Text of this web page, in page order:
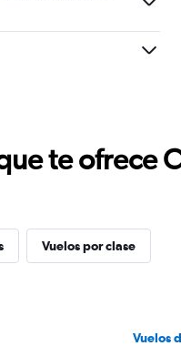
te ofrece
Vuelos por clase
Vuelos